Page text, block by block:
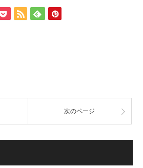
次のページ